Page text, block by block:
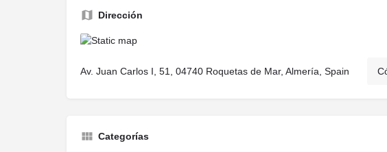
Dirección
Av. Juan Carlos I, 51, 04740 Roquetas de Mar, Almería, Spain
Categorías